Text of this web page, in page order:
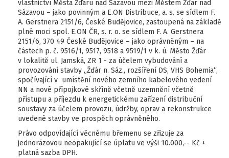
vlastnictví Města Žďáru nad Sázavou mezi Městem Žďár nad
Sázavou – jako povinným a E.ON Distribuce, a. s. se sídlem F.
A. Gerstnera 2151/6, České Budějovice, zastoupená na základě
plné moci spol. E.ON ČR, s. r. o. se sídlem F. A. Gerstnera
2151/6, 370 49 České Budějovice – jako oprávněným – na
částech p. č. 9516/1, 9517, 9518 a 9519/1 v k. ú. Město Žďár
v lokalitě ul. Jamská, ZR 1 - za účelem vybudování a
provozování stavby „Žďár n. Sáz., rozšíření DS, VHS Bohemia“,
spočívající v umístění nového zemního kabelového vedení
NN a nové přípojkové skříně včetně uzemnění včetně
přístupu a příjezdu k energetickému zařízení distribuční
soustavy za účelem provozu, údržby, oprav a rekonstrukce
uvedené stavby ve prospěch oprávněného.
Právo odpovídající věcnému břemenu se zřizuje za
jednorázovou neopakující se úplatu ve výši 10.000,-- Kč +
platná sazba DPH.